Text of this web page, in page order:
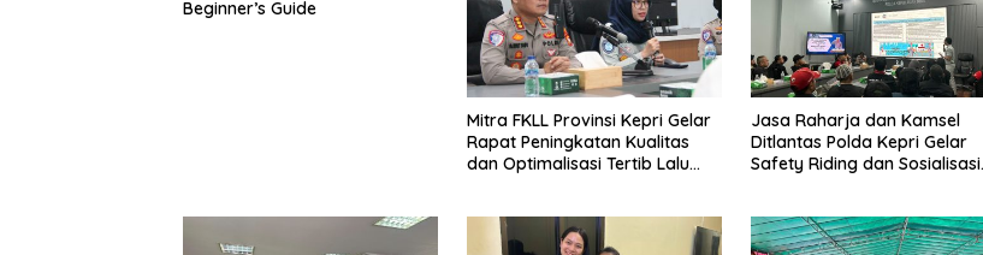
Beginner’s Guide
Mitra FKLL Provinsi Kepri Gelar
Rapat Peningkatan Kualitas
dan Optimalisasi Tertib Lalu
Jasa Raharja dan Kamsel
Ditlantas Polda Kepri Gelar
Safety Riding dan Sosialisasi